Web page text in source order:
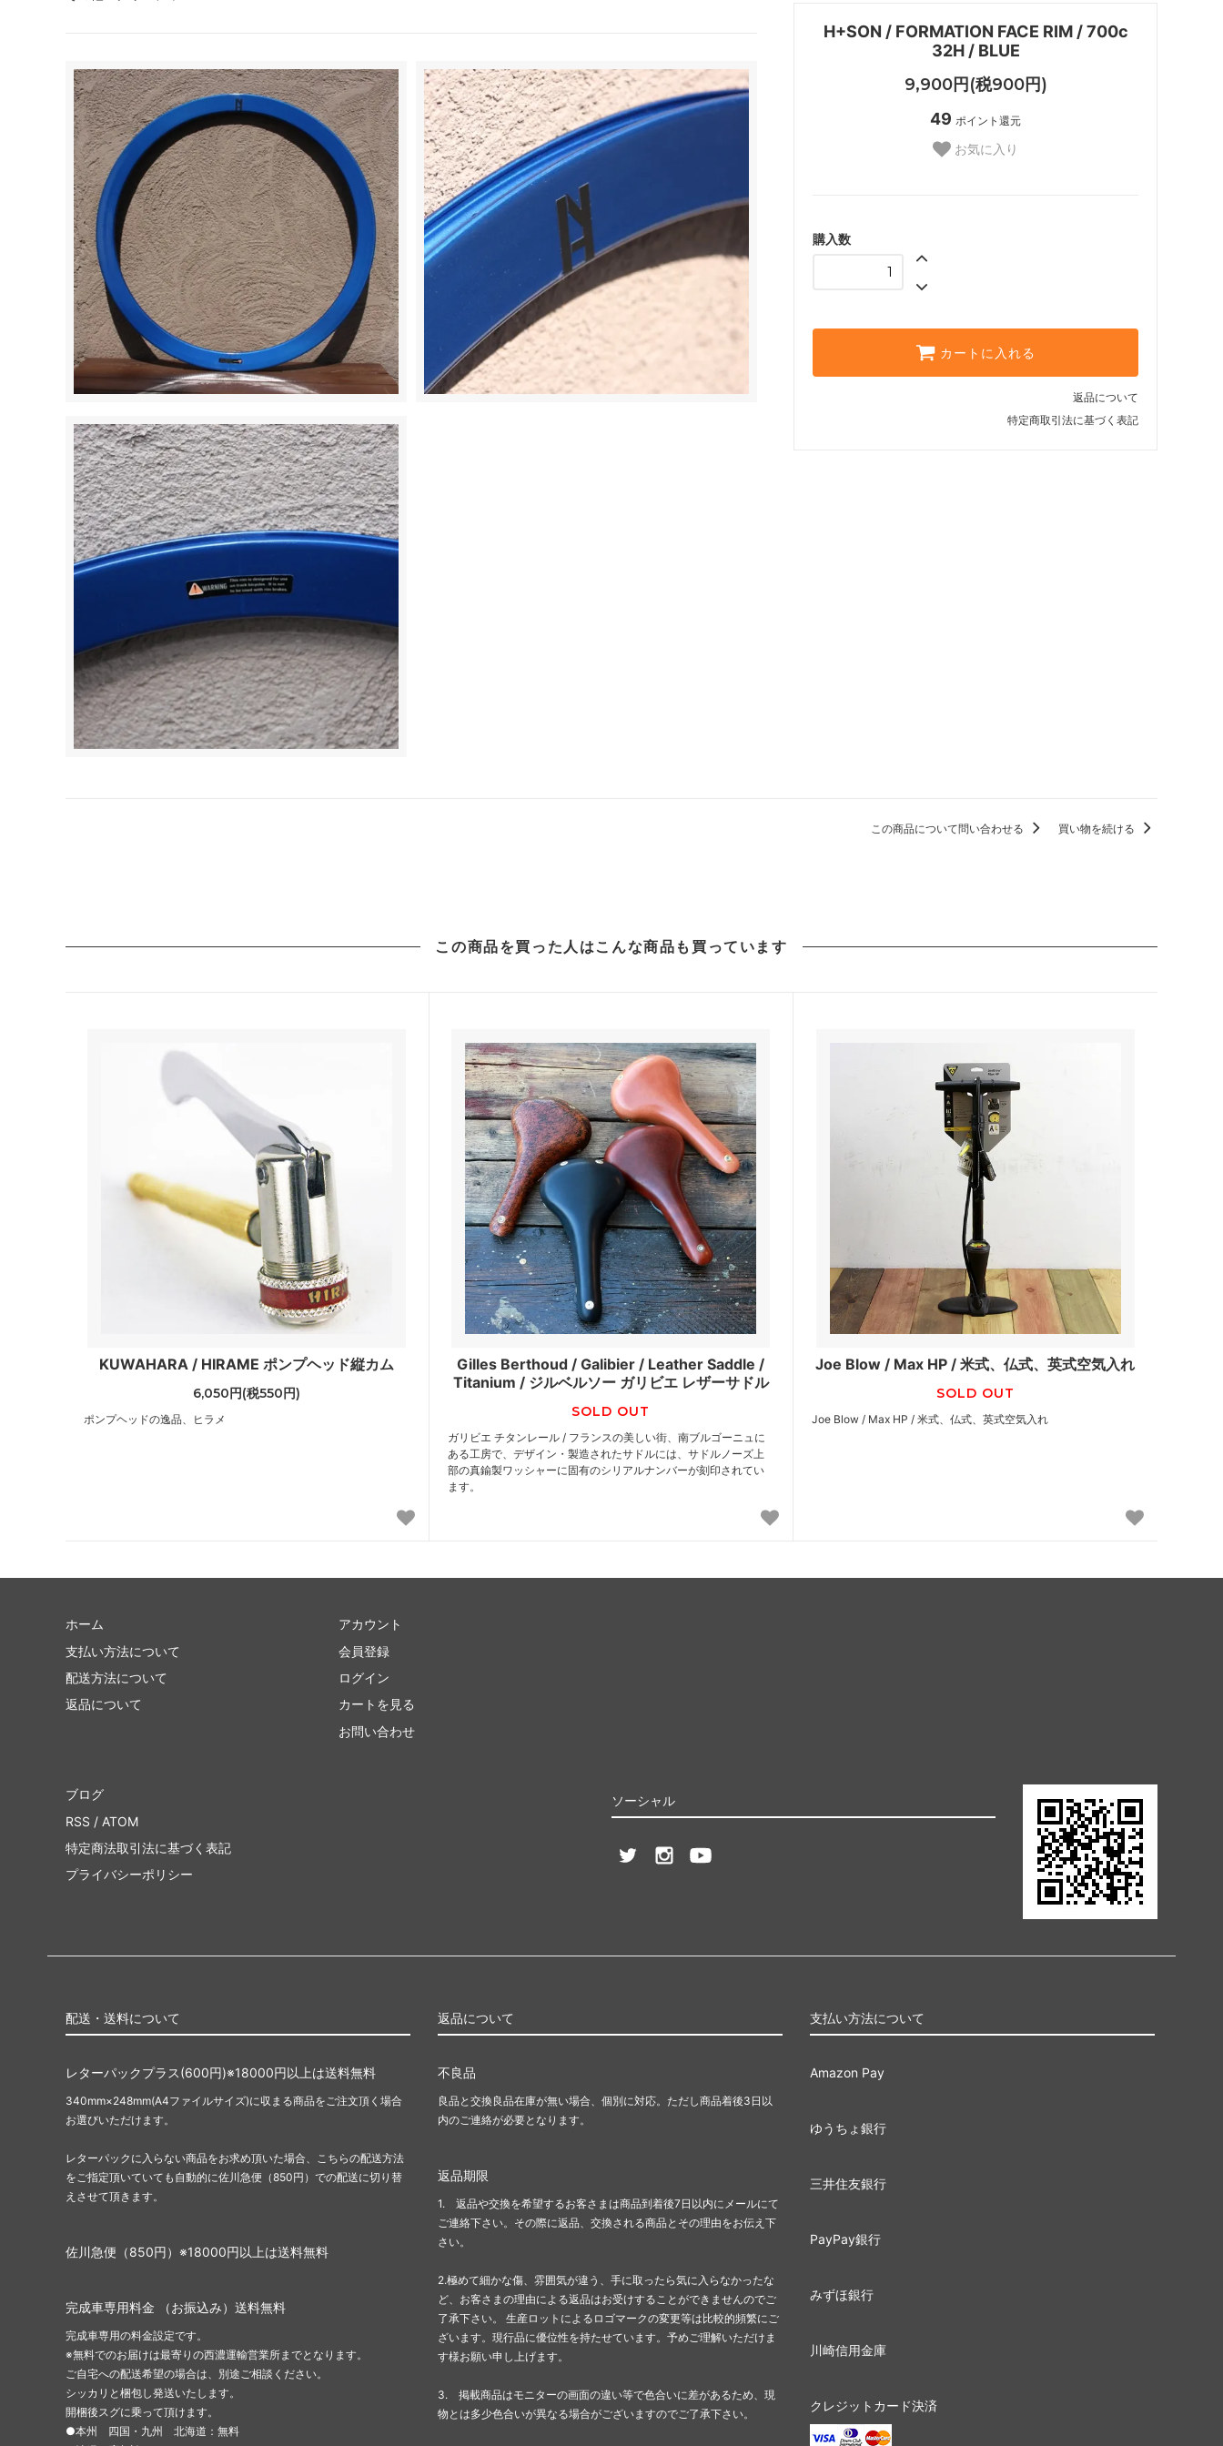
H+SON / FORMATION FACE RIM / 700c
32H / BLUE
9,900円(税900円)
49 ポイント還元
お気に入り
購入数
カートに入れる
返品について
特定商取引法に基づく表記
この商品について問い合わせる 買い物を続ける
この商品を買った人はこんな商品も買っています
KUWAHARA / HIRAME ポンプヘッド縦カム
6,050円(税550円)
ポンプヘッドの逸品、ヒラメ
Gilles Berthoud / Galibier / Leather Saddle /
Titanium / ジルベルソー ガリビエ レザーサドル
SOLD OUT
ガリビエ チタンレール / フランスの美しい街、南ブルゴーニュに
ある工房で、デザイン・製造されたサドルには、サドルノーズ上
部の真鍮製ワッシャーに固有のシリアルナンバーが刻印されてい
ます。
Joe Blow / Max HP / 米式、仏式、英式空気入れ
SOLD OUT
Joe Blow / Max HP / 米式、仏式、英式空気入れ
ホーム
支払い方法について
配送方法について
返品について
アカウント
会員登録
ログイン
カートを見る
お問い合わせ
ソーシャル
ブログ
RSS / ATOM
特定商法取引法に基づく表記
プライバシーポリシー
配送・送料について
レターパックプラス(600円)※18000円以上は送料無料
340mm×248mm(A4ファイルサイズ)に収まる商品をご注文頂く場合
お選びいただけます。
レターパックに入らない商品をお求め頂いた場合、こちらの配送方法
をご指定頂いていても自動的に佐川急便（850円）での配送に切り替
えさせて頂きます。
佐川急便（850円）※18000円以上は送料無料
完成車専用料金 （お振込み）送料無料
完成車専用の料金設定です。
※無料でのお届けは最寄りの西濃運輸営業所までとなります。
ご自宅への配送希望の場合は、別途ご相談ください。
シッカリと梱包し発送いたします。
開梱後スグに乗って頂けます。
●本州 四国・九州 北海道：無料
返品について
不良品
良品と交換良品在庫が無い場合、個別に対応。ただし商品着後3日以
内のご連絡が必要となります。
返品期限
1. 返品や交換を希望するお客さまは商品到着後7日以内にメールにて
ご連絡下さい。その際に返品、交換される商品とその理由をお伝え下
さい。
2.極めて細かな傷、雰囲気が違う、手に取ったら気に入らなかったな
ど、お客さまの理由による返品はお受けすることができませんのでご
了承下さい。 生産ロットによるロゴマークの変更等は比較的頻繁にご
ざいます。現行品に優位性を持たせています。予めご理解いただけま
す様お願い申し上げます。
3. 掲載商品はモニターの画面の違い等で色合いに差があるため、現
物とは多少色合いが異なる場合がございますのでご了承下さい。
支払い方法について
Amazon Pay
ゆうちょ銀行
三井住友銀行
PayPay銀行
みずほ銀行
川崎信用金庫
クレジットカード決済